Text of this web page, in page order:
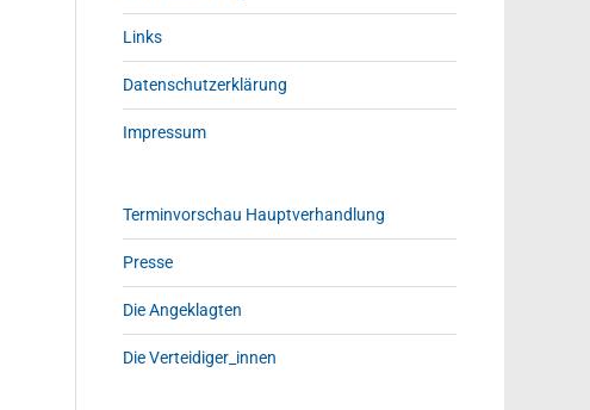
Links
Datenschutzerklärung
Impressum
Terminvorschau Hauptverhandlung
Presse
Die Angeklagten
Die Verteidiger_innen